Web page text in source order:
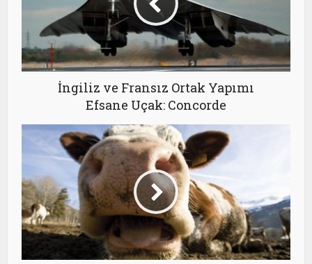
İngiliz ve Fransız Ortak Yapımı
Efsane Uçak: Concorde